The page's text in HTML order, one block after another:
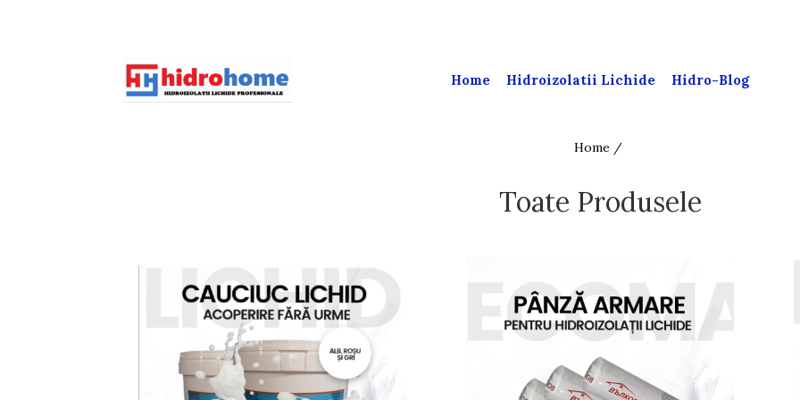
Home Hidroizolatii Lichide Hidro-Blog
Home /
Toate Produsele